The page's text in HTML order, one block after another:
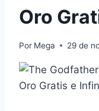
Oro
Por Mega 29 de